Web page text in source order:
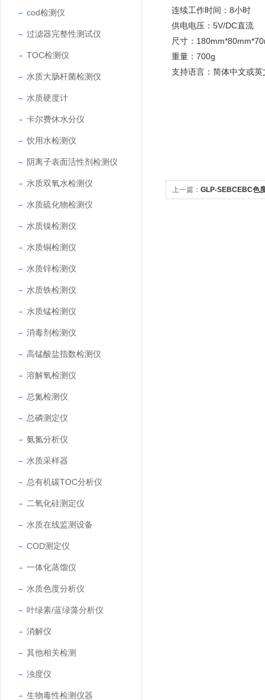
cod检测仪
过滤器完整性测试仪
TOC检测仪
水质大肠杆菌检测仪
水质硬度计
卡尔费休水分仪
饮用水检测仪
阴离子表面活性剂检测仪
水质双氧水检测仪
水质硫化物检测仪
水质镍检测仪
水质铜检测仪
水质锌检测仪
水质铁检测仪
水质锰检测仪
消毒剂检测仪
高锰酸盐指数检测仪
溶解氧检测仪
总氮检测仪
总磷测定仪
氨氮分析仪
水质采样器
总有机碳TOC分析仪
二氧化硅测定仪
水质在线监测设备
COD测定仪
一体化蒸馏仪
水质色度分析仪
叶绿素/蓝绿藻分析仪
消解仪
其他相关检测
浊度仪
生物毒性检测仪器
连续工作时间：8小时
供电电压：5V/DC直流
尺寸：
重量：700g
支持语言：简体中文或英
上一篇： GLP-SEBCEBC色